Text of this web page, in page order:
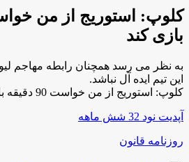
بازی کند
به نظر می رسد همچنان رابطه مهاجم
این تیم ایده آل نباشد.
کلوپ: استوریج از من خواست 90 دقیقه بازی کند
آپدیت نود 32 شش ماهه
روزنامه قانون